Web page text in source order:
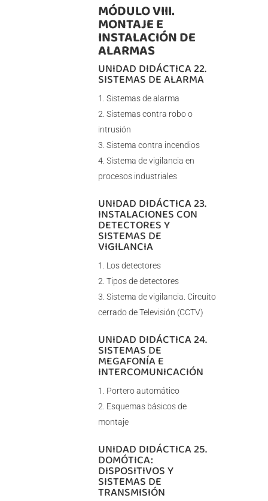
MÓDULO VIII.
MONTAJE E
INSTALACIÓN DE
ALARMAS
UNIDAD DIDÁCTICA 22.
SISTEMAS DE ALARMA
Sistemas de alarma
Sistemas contra robo o
intrusión
Sistema contra incendios
Sistema de vigilancia en
procesos industriales
UNIDAD DIDÁCTICA 23.
INSTALACIONES CON
DETECTORES Y
SISTEMAS DE
VIGILANCIA
Los detectores
Tipos de detectores
Sistema de vigilancia. Circuito
cerrado de Televisión (CCTV)
UNIDAD DIDÁCTICA 24.
SISTEMAS DE
MEGAFONÍA E
INTERCOMUNICACIÓN
Portero automático
Esquemas básicos de
montaje
UNIDAD DIDÁCTICA 25.
DOMÓTICA:
DISPOSITIVOS Y
SISTEMAS DE
TRANSMISIÓN